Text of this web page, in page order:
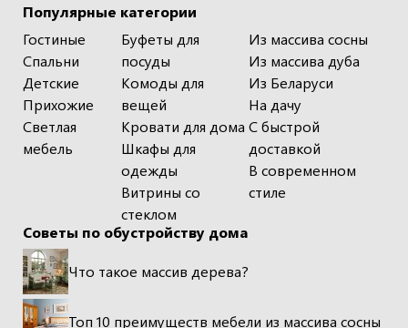
Популярные категории
Гостиные
Спальни
Детские
Прихожие
Светлая
мебель
Буфеты для
посуды
Комоды для
вещей
Кровати для дома
Шкафы для
одежды
Витрины со
стеклом
Из массива сосны
Из массива дуба
Из Беларуси
На дачу
С быстрой
доставкой
В современном
стиле
Советы по обустройству дома
Что такое массив дерева?
Топ 10 преимуществ мебели из массива сосны